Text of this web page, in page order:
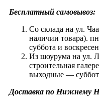
Бесплатный самовывоз:
Со склада на ул.
наличии товара).
суббота и
Из шоурума на ул.
строительная
выходные —
Доставка по Нижнему